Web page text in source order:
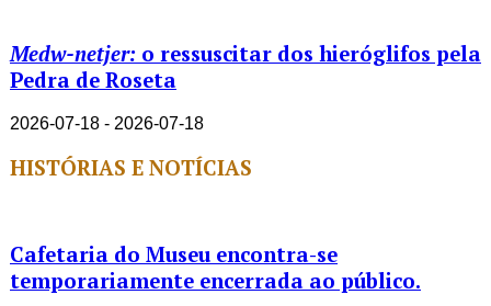
Medw-netjer: o ressuscitar dos hieróglifos pela
Pedra de Roseta
2026-07-18 - 2026-07-18
HISTÓRIAS E NOTÍCIAS
Cafetaria do Museu encontra-se
temporariamente encerrada ao público.